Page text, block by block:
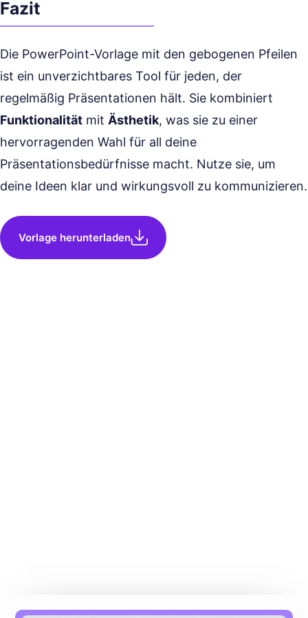
Fazit
Die PowerPoint-Vorlage mit den gebogenen Pfeilen
ist ein unverzichtbares Tool für jeden, der
regelmäßig Präsentationen hält. Sie kombiniert
Funktionalität mit Ästhetik, was sie zu einer
hervorragenden Wahl für all deine
Präsentationsbedürfnisse macht. Nutze sie, um
deine Ideen klar und wirkungsvoll zu kommunizieren.
Vorlage herunterladen